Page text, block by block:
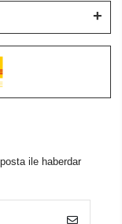
ile haberdar